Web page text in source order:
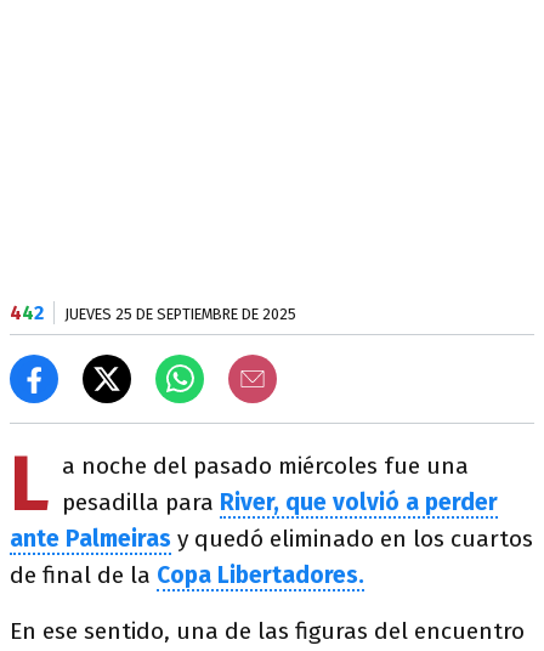
442 JUEVES 25 DE SEPTIEMBRE DE 2025
L a noche del pasado miércoles fue una
pesadilla para River, que volvió a perder
ante Palmeiras y quedó eliminado en los cuartos
de final de la Copa Libertadores.
En ese sentido, una de las figuras del encuentro